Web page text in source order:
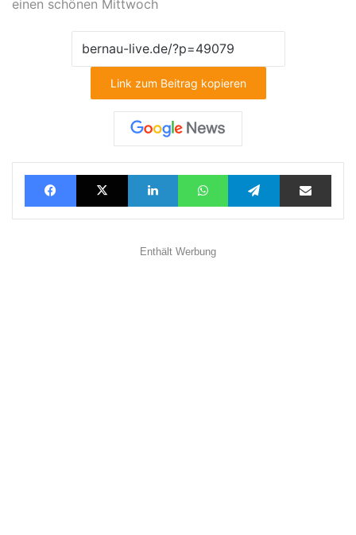
einen schönen Mittwoch
Link zum Beitrag kopieren
FacebookX LinkedInWhatsAppTelegramTeilen via E-Mail
Enthält Werbung